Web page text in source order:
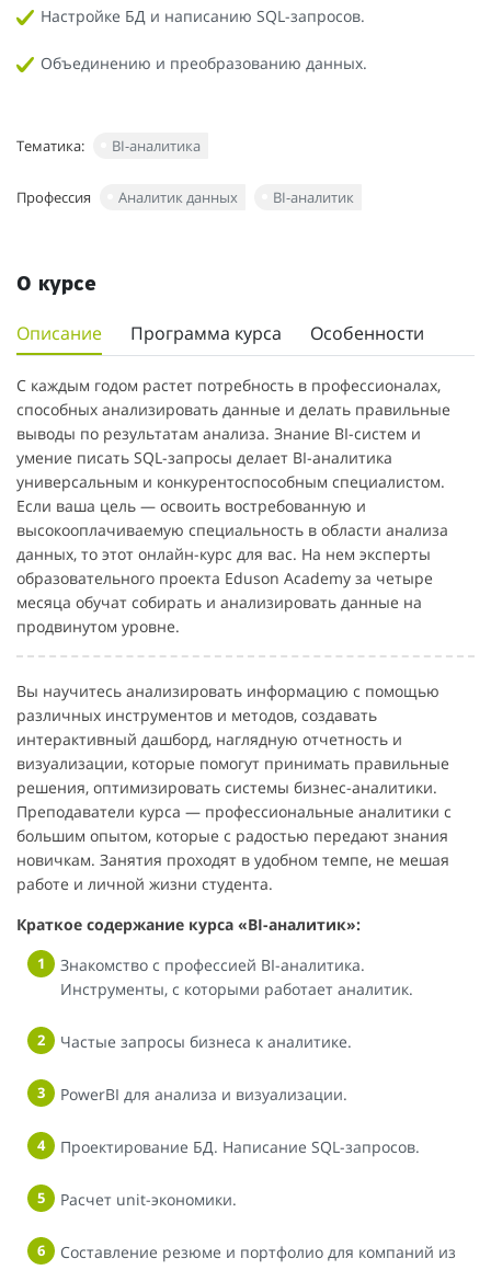
Настройке БД и написанию SQL-запросов.
Объединению и преобразованию данных.
Тематика: BI-аналитика
Профессия Аналитик данных BI-аналитик
О курсе
Описание Программа курса Особенности
С каждым годом растет потребность в профессионалах,
способных анализировать данные и делать правильные
выводы по результатам анализа. Знание BI-систем и
умение писать SQL-запросы делает BI-аналитика
универсальным и конкурентоспособным специалистом.
Если ваша цель — освоить востребованную и
высокооплачиваемую специальность в области анализа
данных, то этот онлайн-курс для вас. На нем эксперты
образовательного проекта Eduson Academy за четыре
месяца обучат собирать и анализировать данные на
продвинутом уровне.
Вы научитесь анализировать информацию с помощью
различных инструментов и методов, создавать
интерактивный дашборд, наглядную отчетность и
визуализации, которые помогут принимать правильные
решения, оптимизировать системы бизнес-аналитики.
Преподаватели курса — профессиональные аналитики с
большим опытом, которые с радостью передают знания
новичкам. Занятия проходят в удобном темпе, не мешая
работе и личной жизни студента.
Краткое содержание курса «BI-аналитик»:
Знакомство с профессией BI-аналитика.
Инструменты, с которыми работает аналитик.
Частые запросы бизнеса к аналитике.
PowerBI для анализа и визуализации.
Проектирование БД. Написание SQL-запросов.
Расчет unit-экономики.
Составление резюме и портфолио для компаний из